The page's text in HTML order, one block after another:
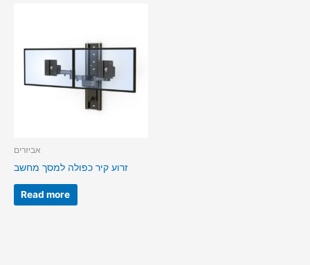
אביזרים
זרוע קיר כפולה למסך מחשב
Read more